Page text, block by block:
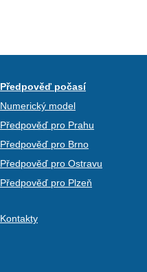
Předpověď počasí
Numerický model
Předpověď pro Prahu
Předpověď pro Brno
Předpověď pro Ostravu
Předpověď pro Plzeň
Kontakty